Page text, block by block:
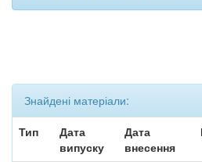
Знайдені матеріали:
Тип
Дата
випуску
Дата
внесення